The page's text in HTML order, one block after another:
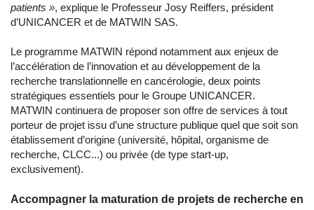
patients », explique le Professeur Josy Reiffers, président
d’UNICANCER et de MATWIN SAS.
Le programme MATWIN répond notamment aux enjeux de
l’accélération de l’innovation et au développement de la
recherche translationnelle en cancérologie, deux points
stratégiques essentiels pour le Groupe UNICANCER.
MATWIN continuera de proposer son offre de services à tout
porteur de projet issu d’une structure publique quel que soit son
établissement d’origine (université, hôpital, organisme de
recherche, CLCC...) ou privée (de type start-up,
exclusivement).
Accompagner la maturation de projets de recherche en